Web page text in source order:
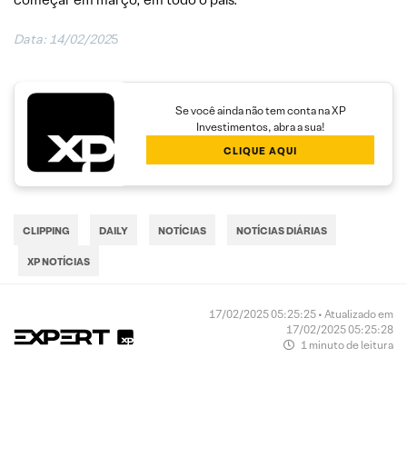
Data: 14/02/2025
Se você ainda não tem conta na XP
Investimentos, abra a sua!
CLIQUE AQUI
CLIPPING DAILY NOTÍCIAS NOTÍCIAS DIÁRIAS
XP NOTÍCIAS
17/02/2025 05:25:25 • Atualizado em
17/02/2025 05:25:28
1 minuto de leitura